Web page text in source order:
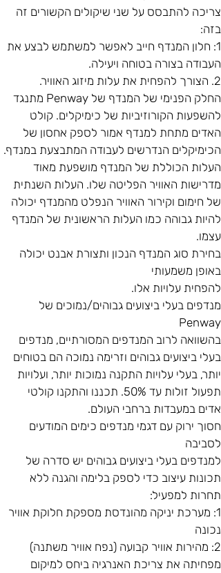
צריכה להתבסס על שני שיקולים הקשורים זה
בזה:
1: חלון המנדף חייב לאפשר למשתמש לבצע את
העבודה בצורה בטוחה ויעילה.
2. הצורך להפחית את עלות מיזוג האוויר.
החלק הפנימי של המנדף של Penway מתנגד
להשפעות הקורוזיביות של כימיקלים. קולט
האדים מתחת למנדף אמור לספק אחסון של
הכימיקלים הנדרשים לעבודה המתבצעת במנדף.
העלות הכוללת של המנדף מושפעת מאוד
מדרישות האוויר הפליטה שלו. העלות השנתית
של חימום וקירור האוויר הנפלט מהמנדף יכולה
להיות גבוהה כמו העלות הראשונית של המנדף
עצמו.
בחירת סוג המנדף הנכון ותצורת אבנט יכולה
באופן משמעותי
להפחית עלויות אלו.
מנדפים בעלי ביצועים גבוהים/נמוכים של
Penway
בהשוואה לרוב המנדפים המסורתיים, מנדפים
בעלי ביצועים גבוהים וזרימה נמוכה הם בטוחים
יותר, בעלי עלויות התקנה נמוכות יותר, ועלויות
תפעול זולות עד 50%. תכננו והתקנו קולטי
אדים במעבדות ברחבי העולם.
חסוך ירוק עם דגמי מנדפים כימים המודעים
לסביבה
למנדפים בעלי ביצועים גבוהים יש סדרה של
תכונות עיצוב כדי לספק בלימה והגנה ללא
תחרות למפעיל:
1: מערכת יניקה מהונדסת מספקת חלוקת אוויר
נכונה
2: מהירות אוויר קבועה (נפח אוויר משתנה)
מפחיתה את צריכת האנרגיה ביחס למיקום